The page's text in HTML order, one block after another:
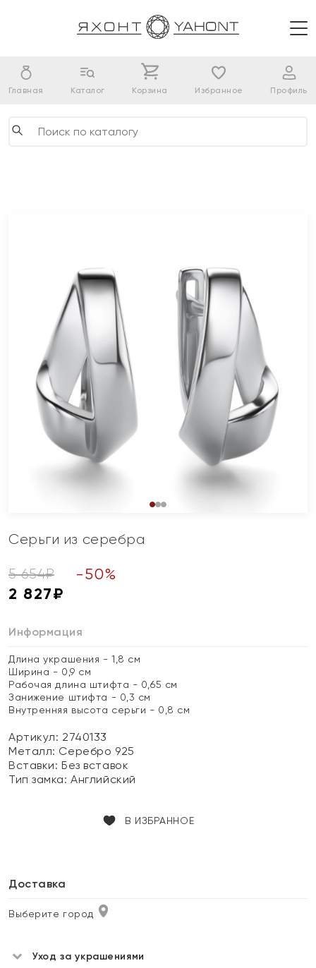
Главная Каталог Корзина Избранное Профиль
Серьги из серебра
5 654₽ -50%
2 827₽
Информация
Длина украшения - 1,8 см
Ширина - 0,9 см
Рабочая длина штифта - 0,65 см
Занижение штифта - 0,3 см
Внутренняя высота серьги - 0,8 см
Артикул: 2740133
Металл: Серебро 925
Вставки:Без вставок
Тип замка:Английский
В ИЗБРАННОЕ
Доставка
Выберите город
Уход за украшениями